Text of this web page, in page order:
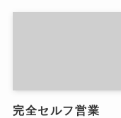
完全セルフ営業